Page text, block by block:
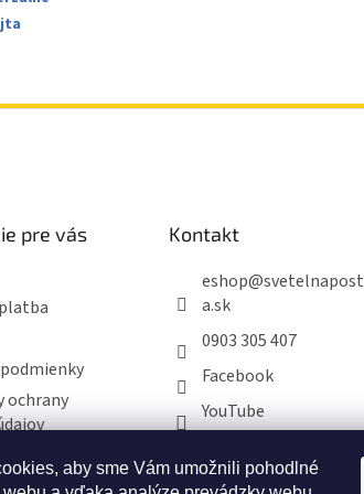
aby sme Vám umožnili pohodlné
pre vás
ochrany
obchodu
Kontakt
eshop@svetelnapost
a.sk
0903 305 407
Facebook
YouTube